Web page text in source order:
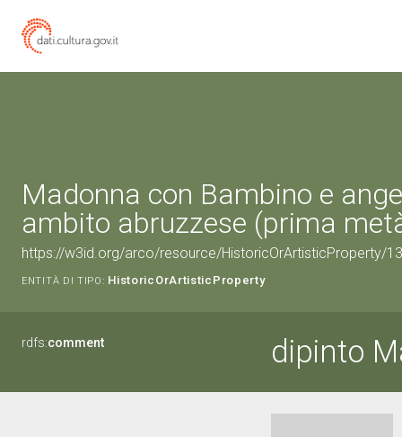
Madonna con Bambino e
ambito abruzzese (prima
https://w3id.org/arco/resource/HistoricOrArtisticProperty/
ENTITÀ DI TIPO: HistoricOrArtisticProperty
rdfs:comment dipinto